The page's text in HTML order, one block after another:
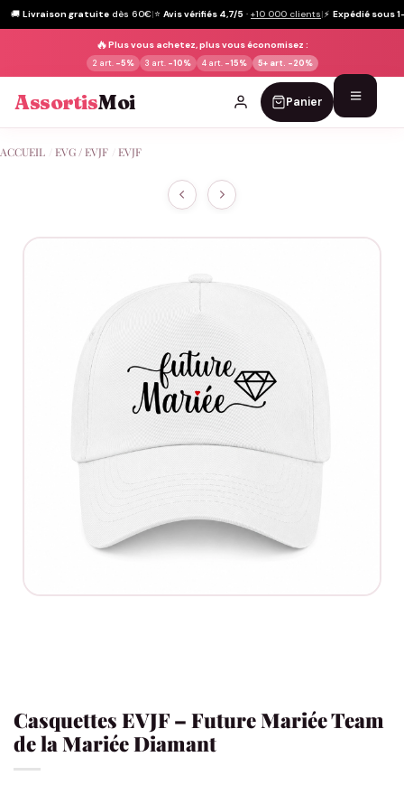
🚚 Livraison gratuite dès 60€|⭐ Avis vérifiés 4,7/5 · +10 000 clients|⚡ Expédié sous
🔥Plus vous achetez, plus vous économisez :
2 art. -5% 3 art. -10% 4 art. -15% 5+ art. -20%
AssortisMoi Panier
au
ACCUEIL EVG / EVJF EVJF
Casquettes EVJF – Future Mariée Team
de la Mariée Diamant